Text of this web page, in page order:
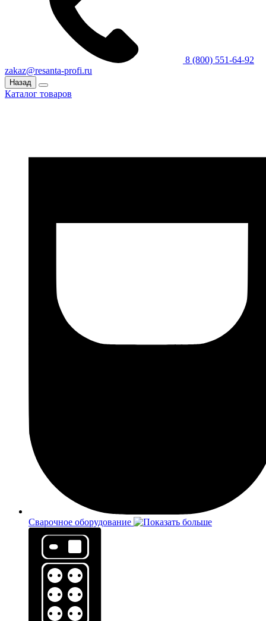
8 (800) 551-64-92
zakaz@resanta-profi.ru
Назад
Каталог товаров
Сварочное оборудование